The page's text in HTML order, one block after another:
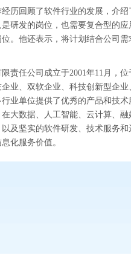
历回顾了软件行业的发展，介
研发的岗位，也需要复合型的
。 他还表示，将计划 结合公司需
责任公司成立于2001年11月，
业、双软企业、科技创新型企
业单位提供了优秀的产品和技
大数据、人工智能、云计算、
及坚实的软件研发、技术服务
化服务价值。